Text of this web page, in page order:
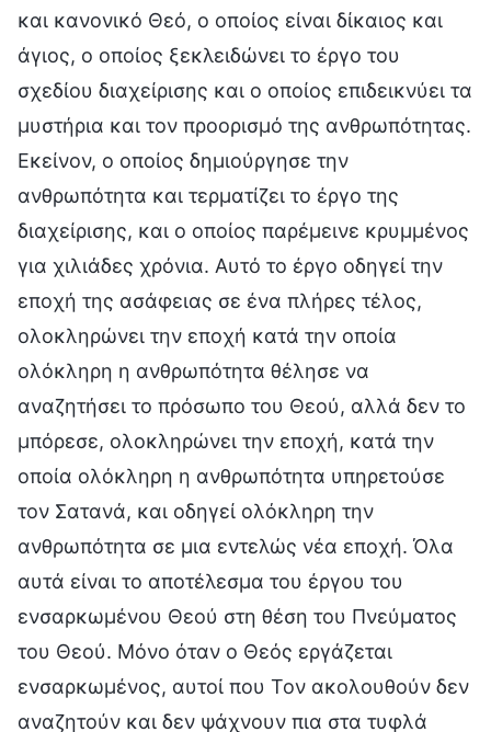
και κανονικό Θεό, ο οποίος είναι δίκαιος και
άγιος, ο οποίος ξεκλειδώνει το έργο του
σχεδίου διαχείρισης και ο οποίος επιδεικνύει τα
μυστήρια και τον προορισμό της ανθρωπότητας.
Εκείνον, ο οποίος δημιούργησε την
ανθρωπότητα και τερματίζει το έργο της
διαχείρισης, και ο οποίος παρέμεινε κρυμμένος
για χιλιάδες χρόνια. Αυτό το έργο οδηγεί την
εποχή της ασάφειας σε ένα πλήρες τέλος,
ολοκληρώνει την εποχή κατά την οποία
ολόκληρη η ανθρωπότητα θέλησε να
αναζητήσει το πρόσωπο του Θεού, αλλά δεν το
μπόρεσε, ολοκληρώνει την εποχή, κατά την
οποία ολόκληρη η ανθρωπότητα υπηρετούσε
τον Σατανά, και οδηγεί ολόκληρη την
ανθρωπότητα σε μια εντελώς νέα εποχή. Όλα
αυτά είναι το αποτέλεσμα του έργου του
ενσαρκωμένου Θεού στη θέση του Πνεύματος
του Θεού. Μόνο όταν ο Θεός εργάζεται
ενσαρκωμένος, αυτοί που Τον ακολουθούν δεν
αναζητούν και δεν ψάχνουν πια στα τυφλά